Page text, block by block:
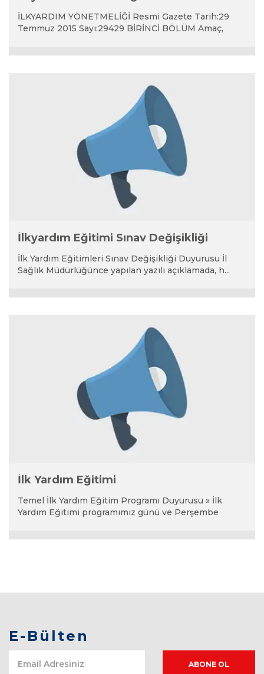
İLKYARDIM YÖNETMELİĞİ Resmi Gazete Tarih:29
Temmuz 2015 Sayı:29429 BİRİNCİ BÖLÜM Amaç,
İlkyardım Eğitimi Sınav Değişikliği
İlk Yardım Eğitimleri Sınav Değişikliği Duyurusu İl
Sağlık Müdürlüğünce yapılan yazılı açıklamada, h...
İlk Yardım Eğitimi
Temel İlk Yardım Eğitim Programı Duyurusu » İlk
Yardım Eğitimi programımız günü ve Perşembe
E-Bülten